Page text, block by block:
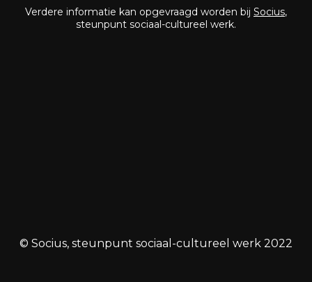
Verdere informatie kan opgevraagd worden bij Socius,
steunpunt sociaal-cultureel werk.
© Socius, steunpunt sociaal-cultureel werk 2022